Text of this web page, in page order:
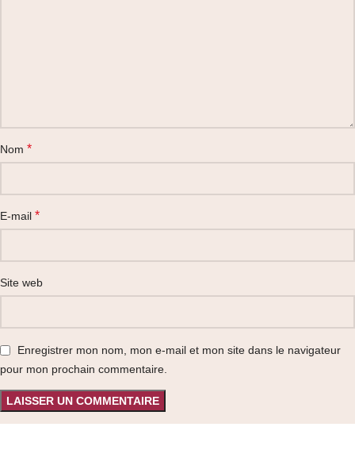
Nom *
E-mail *
Site web
Enregistrer mon nom, mon e-mail et mon site dans le navigateur
pour mon prochain commentaire.